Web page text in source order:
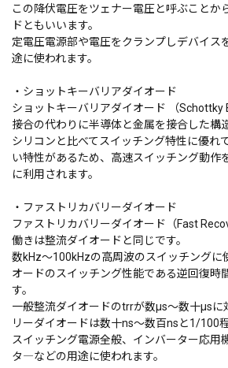
この降伏電圧をツェナー電圧と呼ぶことか
ドともいいます。
定電圧電源部や電圧をクランプしデバイス
途に使われます。
・ショットキーバリアダイオード
ショットキーバリアダイオード （Schottky
接合の代わりに半導体と金属を接合した構
シリコンと比べてスイッチング特性に優れ
い特性があるため、高速スイッチング動作
に利用されます。
・ファストリカバリーダイオード
ファストリカバリーダイオード（Fast
働きは整流ダイオードと同じです。
数kHz～100kHzの高周波のスイッチングに
オードのスイッチング性能である逆回復時
す。
一般整流ダイオードのtrrが数µs～数十µsに
リーダイオードは数十ns～数百nsと1/100
スイッチング電源全般、インバーター応用
タ―などの用途に使われます。